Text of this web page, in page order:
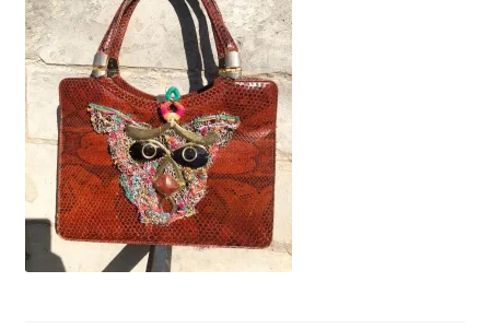
Politique Confidentialité
Virginie Chateau